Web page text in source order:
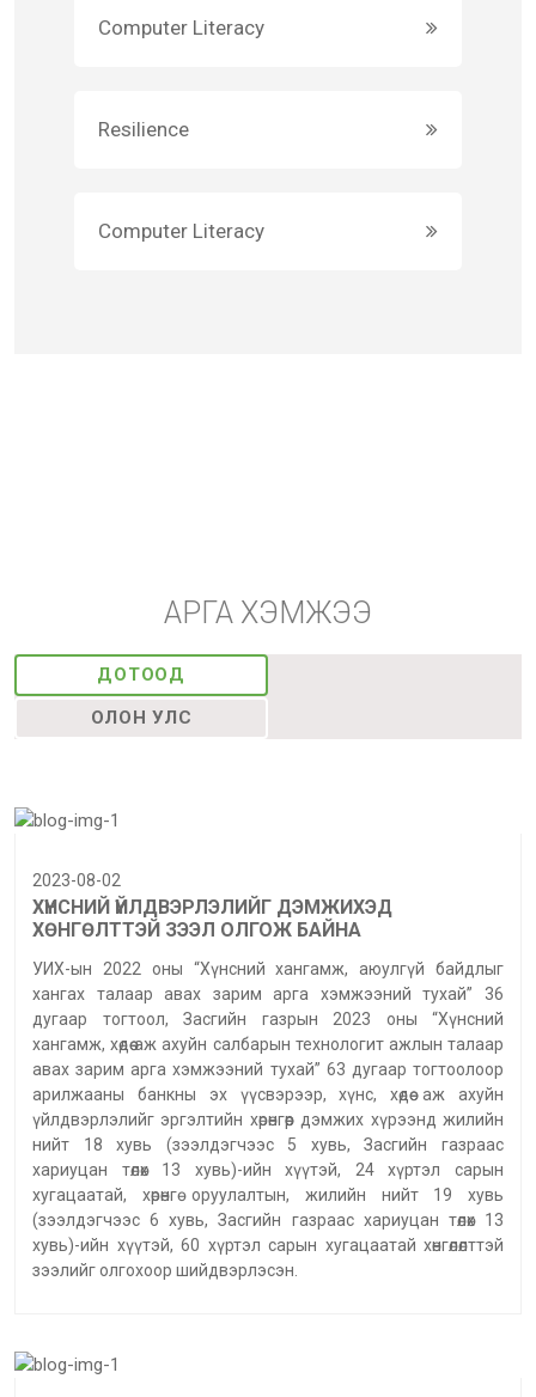
Computer Literacy
Resilience
Computer Literacy
АРГА ХЭМЖЭЭ
ДОТООД
ОЛОН УЛС
2023-08-02
ХҮНСНИЙ ҮЙЛДВЭРЛЭЛИЙГ ДЭМЖИХЭД
ХӨНГӨЛТТЭЙ ЗЭЭЛ ОЛГОЖ БАЙНА
УИХ-ын 2022 оны “Хүнсний хангамж, аюулгүй байдлыг
хангах талаар авах зарим арга хэмжээний тухай” 36
дугаар тогтоол, Засгийн газрын 2023 оны “Хүнсний
хангамж, хөдөө аж ахуйн салбарын технологит ажлын талаар
авах зарим арга хэмжээний тухай” 63 дугаар тогтоолоор
арилжааны банкны эх үүсвэрээр, хүнс, хөдөө аж ахуйн
үйлдвэрлэлийг эргэлтийн хөрөнгөөр дэмжих хүрээнд жилийн
нийт 18 хувь (зээлдэгчээс 5 хувь, Засгийн газраас
хариуцан төлөх 13 хувь)-ийн хүүтэй, 24 хүртэл сарын
хугацаатай, хөрөнгө оруулалтын, жилийн нийт 19 хувь
(зээлдэгчээс 6 хувь, Засгийн газраас хариуцан төлөх 13
хувь)-ийн хүүтэй, 60 хүртэл сарын хугацаатай хөнгөлөлттэй
зээлийг олгохоор шийдвэрлэсэн.